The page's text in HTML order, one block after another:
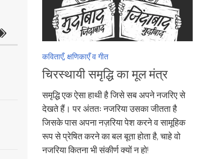
कविताएँ, क्षणिकाएँ व गीत
चिरस्थायी समृद्धि का मूल मंत्र
समृद्धि एक ऐसा हाथी है जिसे सब अपने नजरिए से
देखते हैं। पर अंततः नजरिया उसका जीतता है
जिसके पास अपना नज़रिया पेश करने व सामूहिक
रूप से प्रेषित करने का बल बूता होता है, चाहे वो
नजरिया कितना भी संकीर्ण क्यों न हो!